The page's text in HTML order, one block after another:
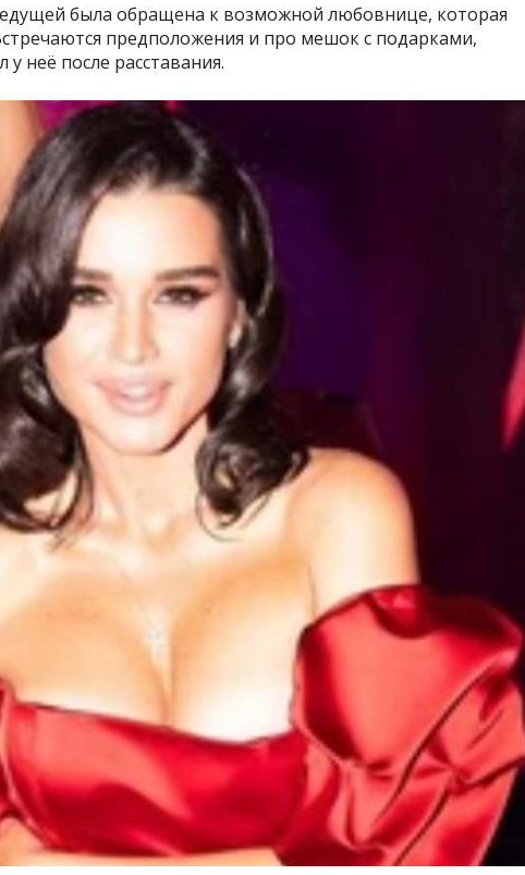
была обращена к возможной любовнице, которая
предположения и про мешок с подарками,
у неё после расставания.